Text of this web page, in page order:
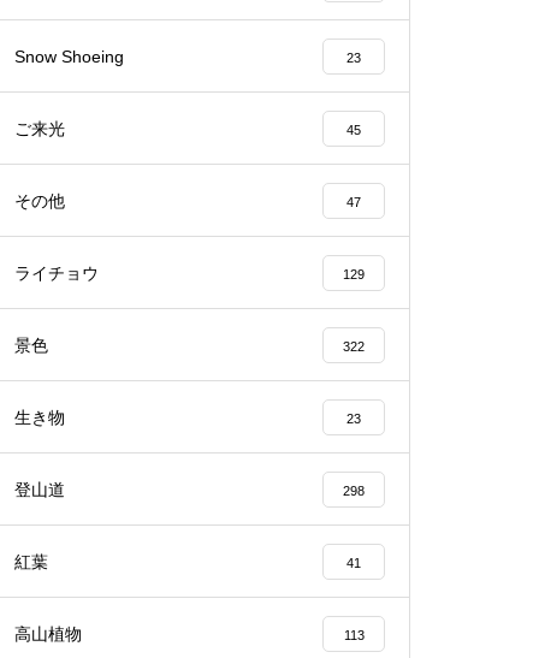
Mt.Norikuradake Weekly ’10-27
番いのライチョウを・・・
Snow Shoeing 23
ご来光 45
その他 47
ライチョウ 129
景色 322
生き物 23
登山道 298
紅葉 41
高山植物 113